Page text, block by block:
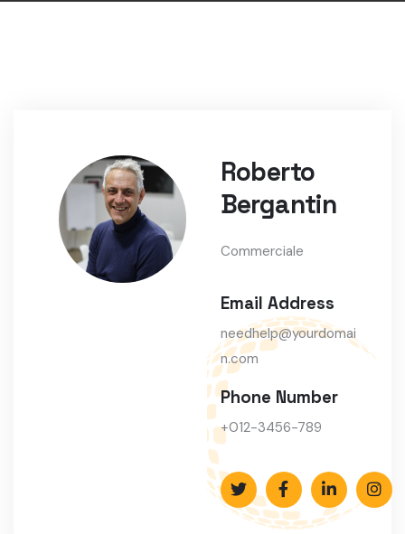
Roberto
Bergantin
Commerciale
Email Address
needhelp@yourdomai
n.com
Phone Number
+012-3456-789